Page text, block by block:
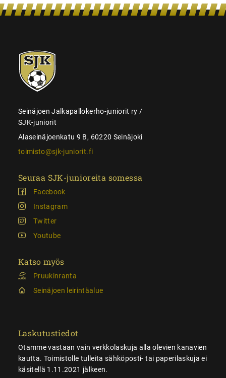
SJK-
juniorit
Seinäjoen Jalkapallokerho-juniorit ry /
SJK-juniorit
Alaseinäjoenkatu 9 B, 60220 Seinäjoki
toimisto@sjk-juniorit.fi
Seuraa SJK-junioreita somessa
Facebook
Instagram
Twitter
Youtube
Katso myös
Pruukinranta
Seinäjoen leirintäalue
Laskutustiedot
Otamme vastaan vain verkkolaskuja alla olevien kanavien
kautta. Toimistolle tulleita sähköposti- tai paperilaskuja ei
käsitellä 1.11.2021 jälkeen.